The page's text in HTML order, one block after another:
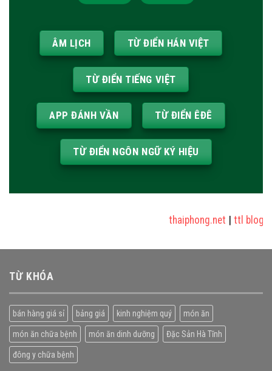
ÂM LỊCH TỪ ĐIỂN HÁN VIỆT
TỪ ĐIỂN TIẾNG VIỆT
APP ĐÁNH VẦN TỪ ĐIỂN ÊĐÊ
TỪ ĐIỂN NGÔN NGỮ KÝ HIỆU
thaiphong.net|ttl blog|
TỪ KHÓA
bán hàng giá sỉ bảng giá kinh nghiệm quý món ăn
món ăn chữa bệnh món ăn dinh dưỡng Đặc Sản Hà Tĩnh
đông y chữa bệnh